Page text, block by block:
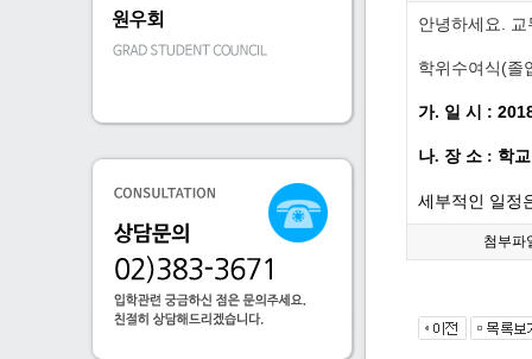
안녕하세요.
학위수여식(졸
가. 일 시 :
나. 장 소 : 학
세부적인 일정
첨부파